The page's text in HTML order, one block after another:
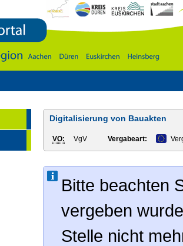
Digitalisierung von Bauakten
VO: VgV Vergabeart:
Bitte beachten
vergeben
Stelle nicht